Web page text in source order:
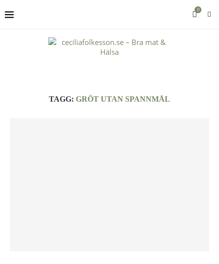
0
TAGG: GRÖT UTAN SPANNMÅL